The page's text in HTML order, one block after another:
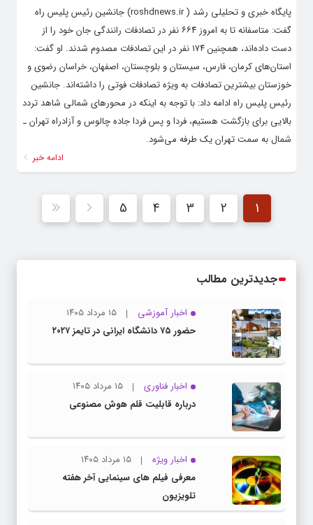
پایگاه خبری و تحلیلی رشد ( roshdnews.ir) جانشین رئیس پلیس راه
گفت: متاسفانه تا به امروز ۶۶۴ نفر در تصادفات رانندگی جان خود را از
دست داده‌اند، همچنین ۱۷۴ نفر در این تصادفات مصدوم شدند. او گفت:
استان‌های کرمان، فارس، سیستان و بلوچستان، اصفهان، خراسان رضوی و
خوزستان بیشترین تصادفات به ویژه تصادفات فوتی را داشته‌اند. جانشین
رئیس پلیس راه ادامه داد: با توجه به اینکه در محورهای شمالی شاهد تردد
بالایی برای بازگشت هستیم، فردا و پس فردا جاده چالوس و آزادراه تهران ـ
شمال به سمت تهران یک طرفه می‌شود.
ادامه خبر
1
2
3
4
5
جدیدترین مطالب
اخبار آموزشی
۱۵ مرداد ۱۴۰۵
حضور ۷۵ دانشگاه ایرانی در تایمز ۲۰۲۷
اخبار فناوری
۱۵ مرداد ۱۴۰۵
درباره قابلیت قلم هوش مصنوعی
اخبار ویژه
۱۵ مرداد ۱۴۰۵
معرفی فیلم های سینمایی آخر هفته
تلویزیون